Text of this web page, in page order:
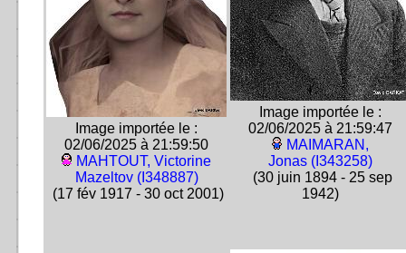
Image importée le :
02/06/2025 à 21:59:50
MAHTOUT, Victorine
Mazeltov (I348887)
(17 fév 1917 - 30 oct 2001)
Image importée le :
02/06/2025 à 21:59:47
MAIMARAN,
Jonas (I343258)
(30 juin 1894 - 25 sep
1942)